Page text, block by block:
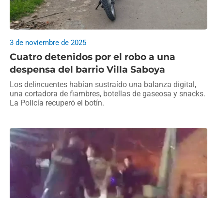
Cuatro detenidos por el robo a una
despensa del barrio Villa Saboya
3 de noviembre de 2025
Los delincuentes habían sustraído una balanza digital,
una cortadora de fiambres, botellas de gaseosa y snacks.
La Policía recuperó el botín.